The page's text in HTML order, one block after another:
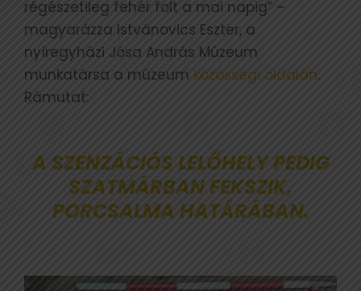
régészetileg fehér folt a mai napig” –
magyarázza Istvánovics Eszter, a
nyíregyházi Jósa András Múzeum
munkatársa a múzeum közösségi oldalán.
Rámutat:
A SZENZÁCIÓS LELŐHELY PEDIG
SZATMÁRBAN FEKSZIK,
PORCSALMA HATÁRÁBAN.